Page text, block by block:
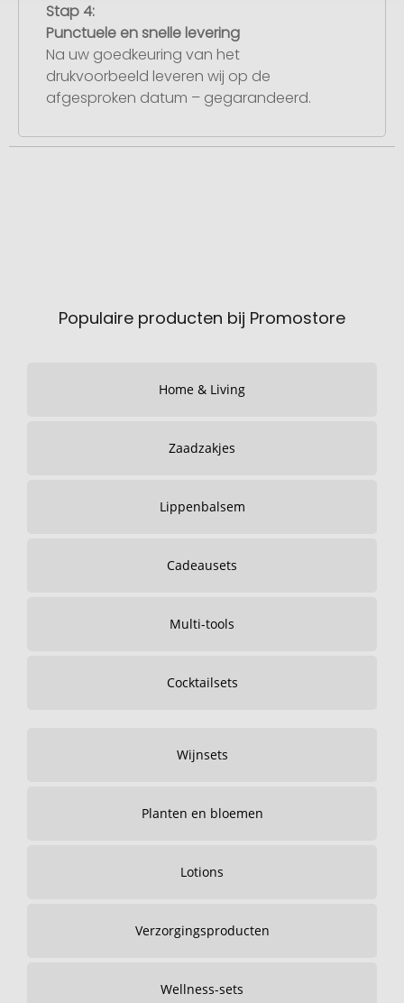
Stap 4:
Punctuele en snelle levering
Na uw goedkeuring van het
drukvoorbeeld leveren wij op de
afgesproken datum – gegarandeerd.
Populaire producten bij Promostore
Home & Living
Zaadzakjes
Lippenbalsem
Cadeausets
Multi-tools
Cocktailsets
Wijnsets
Planten en bloemen
Lotions
Verzorgingsproducten
Wellness-sets